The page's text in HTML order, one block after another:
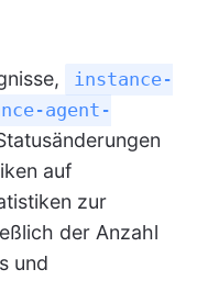
instance-
agent-
auf
zur
der Anzahl
und